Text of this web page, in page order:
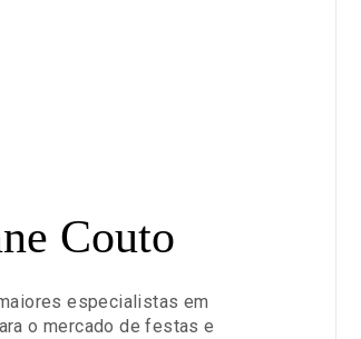
Couto
especialistas em
o mercado de festas e